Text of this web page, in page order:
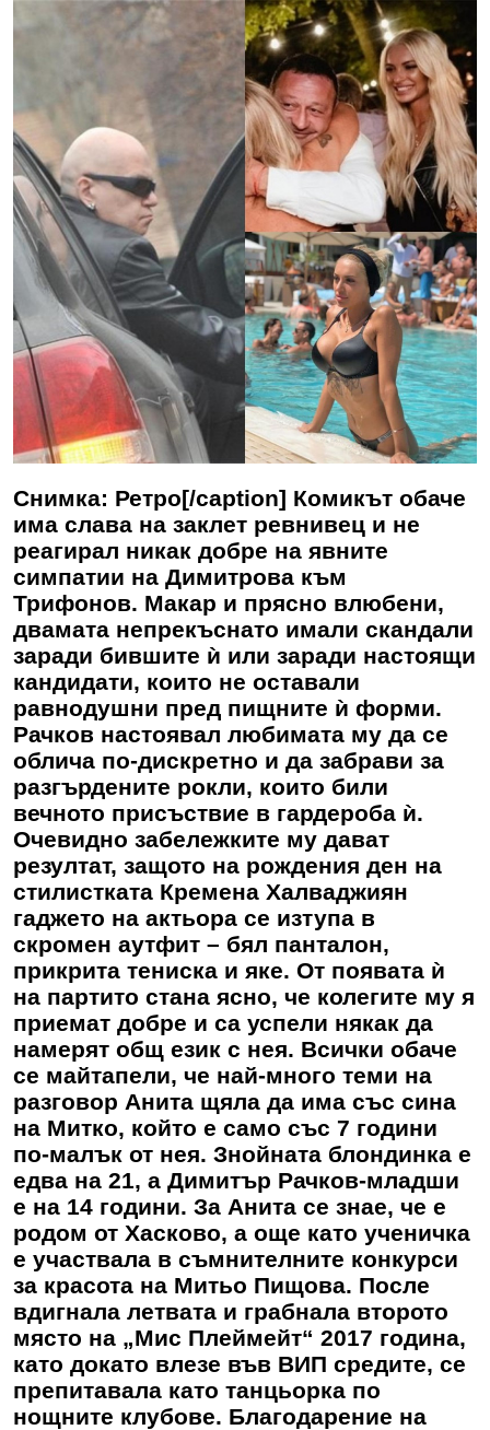
Снимка: Ретро[/caption] Комикът обаче
има слава на заклет ревнивец и не
реагирал никак добре на явните
симпатии на Димитрова към
Трифонов. Макар и прясно влюбени,
двамата непрекъснато имали скандали
заради бившите ѝ или заради настоящи
кандидати, които не оставали
равнодушни пред пищните ѝ форми.
Рачков настоявал любимата му да се
облича по-дискретно и да забрави за
разгърдените рокли, които били
вечното присъствие в гардероба ѝ.
Очевидно забележките му дават
резултат, защото на рождения ден на
стилистката Кремена Халваджиян
гаджето на актьора се изтупа в
скромен аутфит – бял панталон,
прикрита тениска и яке. От появата ѝ
на партито стана ясно, че колегите му я
приемат добре и са успели някак да
намерят общ език с нея. Всички обаче
се майтапели, че най-много теми на
разговор Анита щяла да има със сина
на Митко, който е само със 7 години
по-малък от нея. Знойната блондинка е
едва на 21, а Димитър Рачков-младши
е на 14 години. За Анита се знае, че е
родом от Хасково, а още като ученичка
е участвала в съмнителните конкурси
за красота на Митьо Пищова. После
вдигнала летвата и грабнала второто
място на „Мис Плеймейт“ 2017 година,
като докато влезе във ВИП средите, се
препитавала като танцьорка по
нощните клубове. Благодарение на